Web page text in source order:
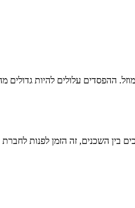
ההפסדים עלולים להיות גדולים
בין השכנים, זה הזמן לפנות